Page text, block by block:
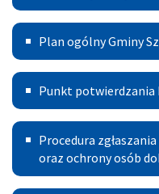
na
żywo
z
sesji
Rady
Miejskiej
Plan
ogólny
Gminy
Szczucin
Plan ogólny Gminy
Punkt
potwierdzania
Profili
Zaufanych
Punkt potwierdzania
Procedura
zgłoszeń
Procedura
oraz ochrony osób